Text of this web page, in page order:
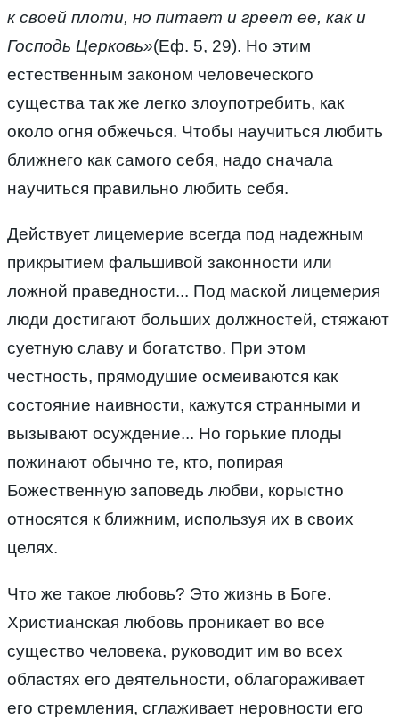
к своей плоти, но питает и греет ее, как и
Господь Церковь»(Еф. 5, 29). Но этим
естественным законом человеческого
существа так же легко злоупотребить, как
около огня обжечься. Чтобы научиться любить
ближнего как самого себя, надо сначала
научиться правильно любить себя.
Действует лицемерие всегда под надежным
прикрытием фальшивой законности или
ложной праведности... Под маской лицемерия
люди достигают больших должностей, стяжают
суетную славу и богатство. При этом
честность, прямодушие осмеиваются как
состояние наивности, кажутся странными и
вызывают осуждение... Но горькие плоды
пожинают обычно те, кто, попирая
Божественную заповедь любви, корыстно
относятся к ближним, используя их в своих
целях.
Что же такое любовь? Это жизнь в Боге.
Христианская любовь проникает во все
существо человека, руководит им во всех
областях его деятельности, облагораживает
его стремления, сглаживает неровности его